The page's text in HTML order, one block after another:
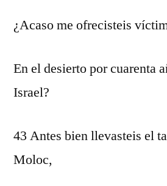
¿Acaso me ofrecisteis
En el desierto por cuarenta
Israel?
43 Antes bien llevasteis el
Moloc,